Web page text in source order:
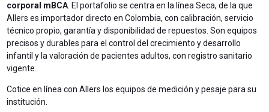
corporal mBCA . El portafolio se centra en la línea Seca, de la que
Allers es importador directo en Colombia, con calibración, servicio
técnico propio, garantía y disponibilidad de repuestos. Son equipos
precisos y durables para el control del crecimiento y desarrollo
infantil y la valoración de pacientes adultos, con registro sanitario
vigente.
Cotice en línea con Allers los equipos de medición y pesaje para su
institución.